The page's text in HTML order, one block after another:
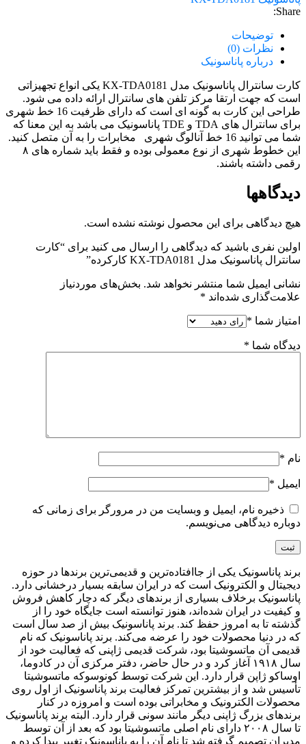
Share:
توضیحات
نظرات (0)
درباره پاناسونیک
کارت سانترال پاناسونیک مدل KX-TDA0181 یکی انواع تجهیزاتی
است که جهت ارتقا مرکز تلفن های سانترال ارائه داده می شود.
طراحی این کارت به گونه ای است که دارای ظرفیت 16 خط شهری
برای سانترال های TDA و TDE پاناسونیک می باشد به این معنا که
شما می توانید 16 خط آنالوگ شهری مخابرات را به آن متصل کنید.
این خطوط شهری از نوع معمولی بوده و فقط باید شماره های ۸
رقمی داشته باشند.
دیدگاهها
هیچ دیدگاهی برای این محصول نوشته نشده است.
اولین نفری باشید که دیدگاهی را ارسال می کنید برای “کارت
سانترال پاناسونیک مدل KX-TDA0181 کارکرده”
نشانی ایمیل شما منتشر نخواهد شد. بخش‌های موردنیاز
علامت‌گذاری شده‌اند *
امتیاز شما *
دیدگاه شما *
نام *
ایمیل *
ذخیره نام، ایمیل و وبسایت من در مرورگر برای زمانی که
دوباره دیدگاهی می‌نویسم.
برند پاناسونیک یکی از جاافتاده‌ترین و قدیمی‌ترین برندها در حوزه
دیجیتال و الکترونیک است که در ایران سابقه بسیار درخشانی دارد.
پاناسونیک برخلاف بسیاری از برندهای دیگر که دچار کاهش فروش
و کیفیت در ایران شده‌اند، هنوز توانسته است جایگاه خود را از
گذشته تا به امروز حفظ کند. برند پاناسونیک بیش از صد سال است
که در دنیا محصولات خود را عرضه می‌کند. برند پاناسونیک که نام
قدیمی آن ماتسوشیتا بود، شرکت قدیمی ژاپنی که فعالیت خود از
سال ۱۹۱۸ آغاز کرد و در حال حاضر، دفتر مرکزی آن در کادوما،
اوساکو ژاپن قرار دارد. این شرکت توسط کونوسوکه ماتسوشیتا
تأسیس شد و از بیشترین تمرکز فعالیت برند پاناسونیک از اول روی
محصولات الکترونیک و مخابراتی بوده است و امروزه در کنار
برندهای بزرگ ژاپنی دیگر مانند سونی قرار دارد. البته برند پاناسونیک
تا سال ۲۰۰۸ دارای نام اصلی ماتسوشیتا بود که بعد از آن توسط
مدیران تصمیم گرفته شد تا نام آن را به پاناسونیک تغییر پیدا کرده و